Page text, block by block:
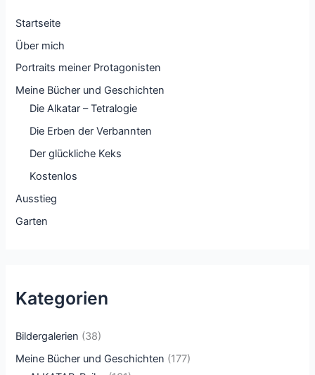
Startseite
Über mich
Portraits meiner Protagonisten
Meine Bücher und Geschichten
Die Alkatar – Tetralogie
Die Erben der Verbannten
Der glückliche Keks
Kostenlos
Ausstieg
Garten
Kategorien
Bildergalerien (38)
Meine Bücher und Geschichten (177)